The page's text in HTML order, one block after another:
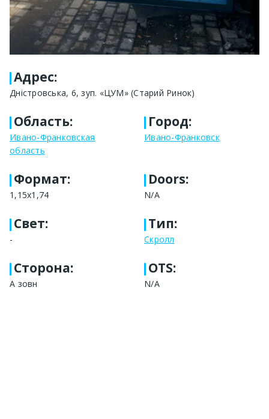
Адрес:
Дністровська, 6, зуп. «ЦУМ» (Старий Ринок)
Область:
Ивано-Франковская
область
Город:
Ивано-Франковск
Формат:
1,15х1,74
Doors:
N/A
Свет:
-
Тип:
Скролл
Сторона:
А зовн
OTS:
N/A